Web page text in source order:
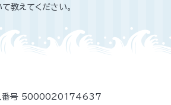
教えてください。
番号 5000020174637